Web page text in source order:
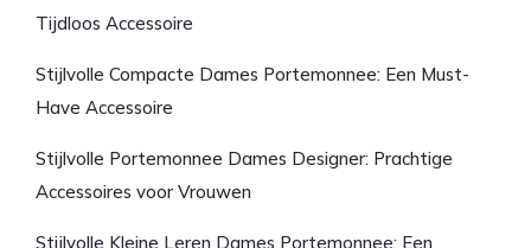
Tijdloos Accessoire
Stijlvolle Compacte Dames Portemonnee: Een Must-
Have Accessoire
Stijlvolle Portemonnee Dames Designer: Prachtige
Accessoires voor Vrouwen
Stijlvolle Kleine Leren Dames Portemonnee: Een